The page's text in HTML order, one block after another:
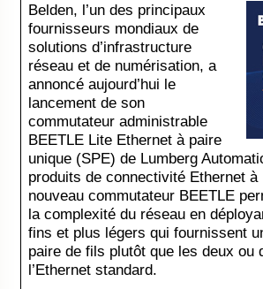
Belden, l’un des principaux
fournisseurs mondiaux de
solutions d’infrastructure
réseau et de numérisation, a
annoncé aujourd’hui le
lancement de son
commutateur administrable
BEETLE Lite Ethernet à paire
unique (SPE) de Lumberg
produits de connectivité Ethernet
nouveau commutateur BEETLE
la complexité du réseau en
fins et plus légers qui fournissent
paire de fils plutôt que les deux ou
l’Ethernet standard.